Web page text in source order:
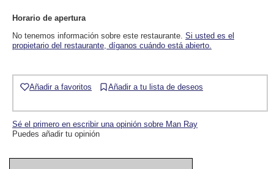
Horario de apertura
No tenemos información sobre este restaurante. Si usted es el
propietario del restaurante, díganos cuándo está abierto.
Añadir a favoritos Añadir a tu lista de deseos
Sé el primero en escribir una opinión sobre Man Ray
Puedes añadir tu opinión